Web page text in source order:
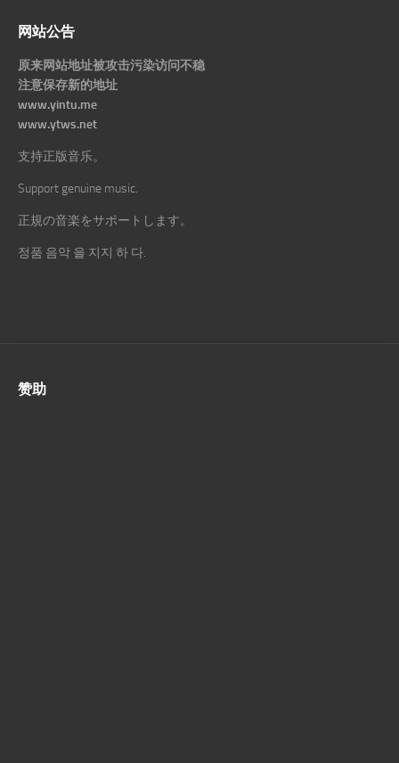
网站公告
原来网站地址被攻击污染访问不稳
注意保存新的地址
www.yintu.me
www.ytws.net
支持正版音乐。
Support genuine music.
正規の音楽をサポートします。
정품 음악 을 지지 하 다.
赞助